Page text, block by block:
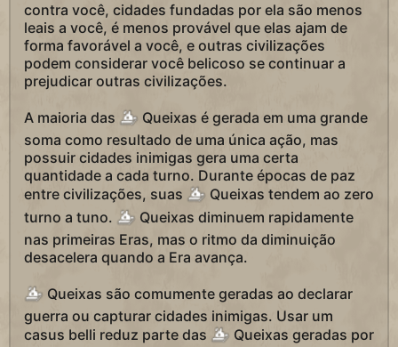
contra você, cidades fundadas por ela são menos
leais a você, é menos provável que elas ajam de
forma favorável a você, e outras civilizações
podem considerar você belicoso se continuar a
prejudicar outras civilizações.
A maioria das
Queixas é gerada em uma grande
soma como resultado de uma única ação, mas
possuir cidades inimigas gera uma certa
quantidade a cada turno. Durante épocas de paz
entre civilizações, suas
Queixas tendem ao zero
turno a tuno.
Queixas diminuem rapidamente
nas primeiras Eras, mas o ritmo da diminuição
desacelera quando a Era avança.
Queixas são comumente geradas ao declarar
guerra ou capturar cidades inimigas. Usar um
casus belli reduz parte das
Queixas geradas por